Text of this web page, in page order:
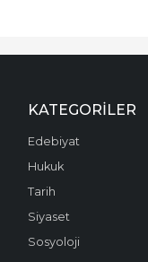
KATEGORILER
Edebiyat
Hukuk
Tarih
Siyaset
Sosyoloji